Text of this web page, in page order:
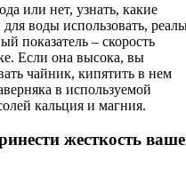
или нет, узнать, какие
воды использовать,
показатель – скорость
Если она высока, вы
чайник, кипятить в нем
в используемой
кальция и магния.
жесткость